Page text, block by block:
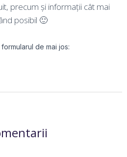
precum și informații cât mai
posibil 🙂
de mai jos: